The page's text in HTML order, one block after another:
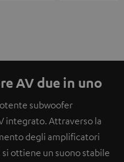
AV due in uno
subwoofer
integrato. Attraverso la
degli amplificatori
ottiene un suono stabile